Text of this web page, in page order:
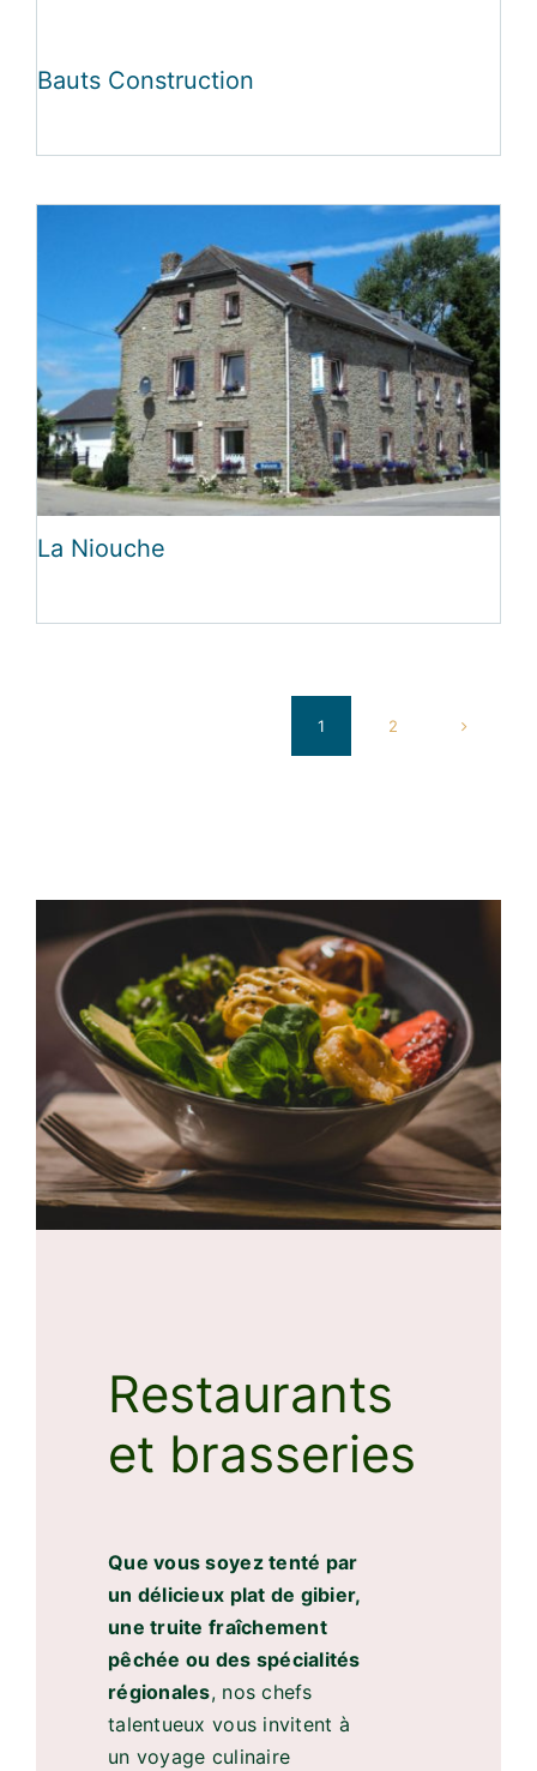
Bauts Construction
La Niouche
1 2
Restaurants
et brasseries
Que vous soyez tenté par
un délicieux plat de gibier,
une truite fraîchement
pêchée ou des spécialités
régionales, nos chefs
talentueux vous invitent à
un voyage culinaire